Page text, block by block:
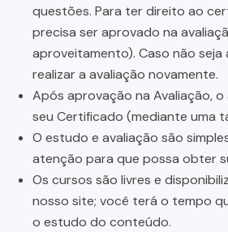
questões. Para ter direito ao
precisa ser aprovado na
aproveitamento). Caso não
realizar a avaliação novamente.
Após aprovação na Avaliação,
seu Certificado (mediante uma
O estudo e avaliação são
atenção para que possa obter
Os cursos são livres e
nosso site; você terá o tempo
o estudo do conteúdo.